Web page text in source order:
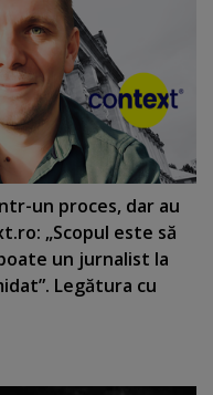
un proces, dar au
„Scopul este să
un jurnalist la
Legătura cu